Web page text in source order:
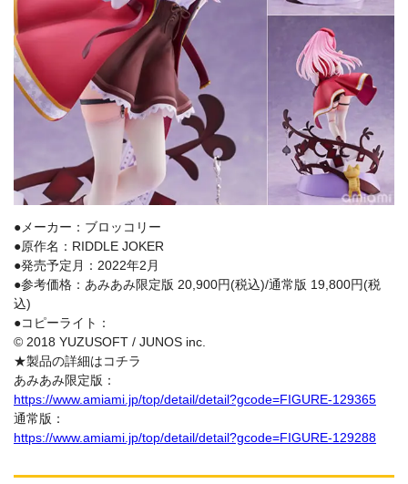
●メーカー：ブロッコリー
●原作名：RIDDLE JOKER
●発売予定月：2022年2月
●参考価格：あみあみ限定版 20,900円(税込)/通常版 19,800円(税
込)
●コピーライト：
© 2018 YUZUSOFT / JUNOS inc.
★製品の詳細はコチラ
あみあみ限定版：
https://www.amiami.jp/top/detail/detail?gcode=FIGURE-129365
通常版：
https://www.amiami.jp/top/detail/detail?gcode=FIGURE-129288